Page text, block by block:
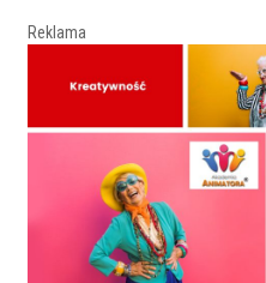
Reklama